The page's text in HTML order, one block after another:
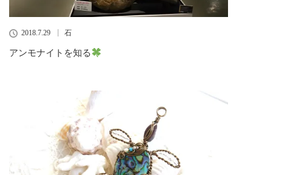
2018.7.29 石
アンモナイトを知る